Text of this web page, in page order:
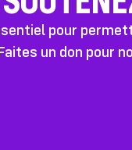
pour
un don pour